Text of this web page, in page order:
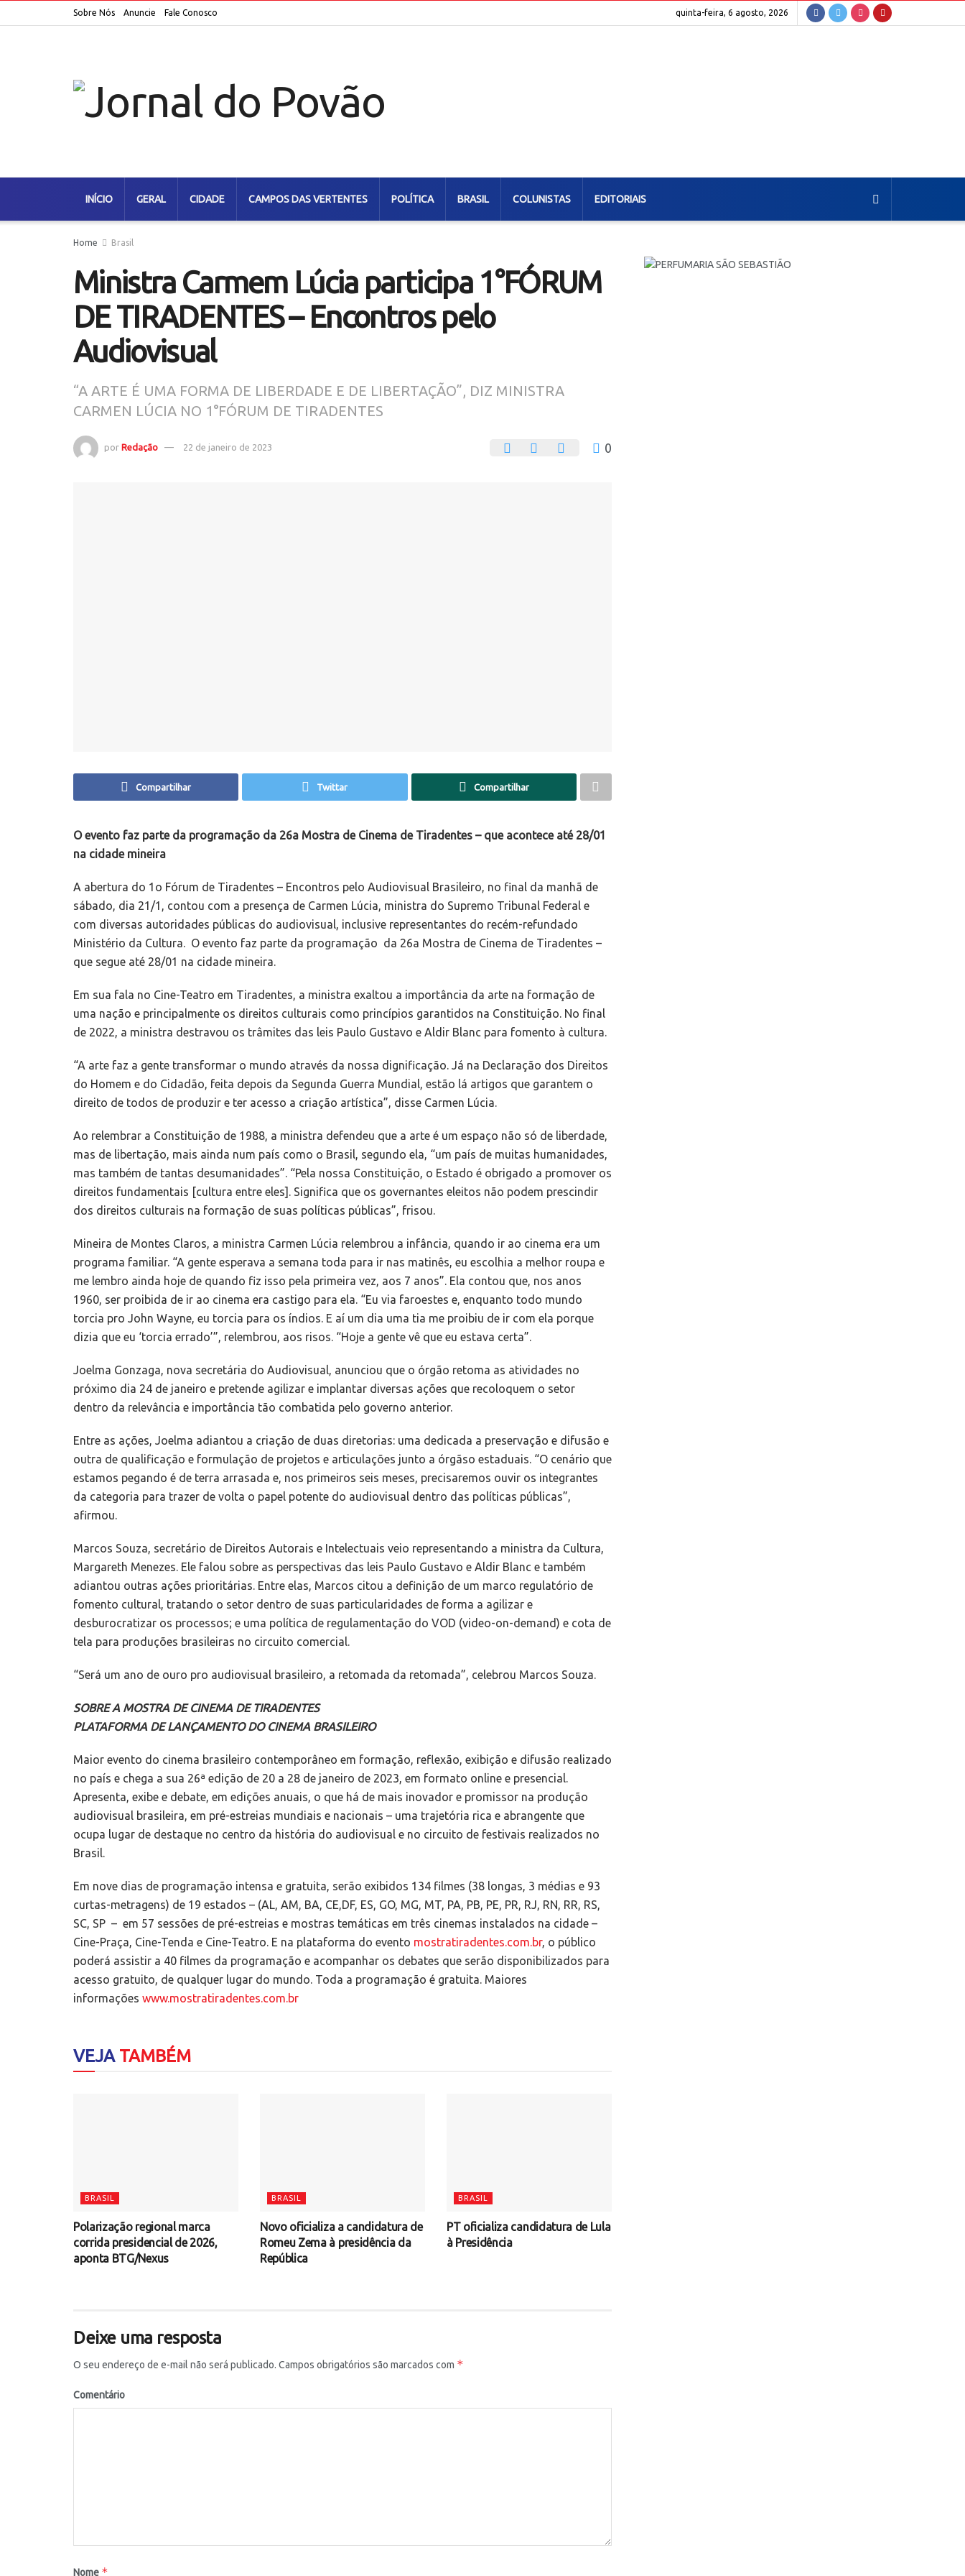
Sobre Nós Anuncie Fale Conosco quinta-feira, 6 agosto, 2026
INÍCIO GERAL CIDADE CAMPOS DAS VERTENTES POLÍTICA BRASIL COLUNISTAS EDITORIAIS
Home Brasil
Ministra Carmem Lúcia participa 1°FÓRUM
DE TIRADENTES – Encontros pelo
Audiovisual
“A ARTE É UMA FORMA DE LIBERDADE E DE LIBERTAÇÃO”, DIZ MINISTRA
CARMEN LÚCIA NO 1°FÓRUM DE TIRADENTES
por Redação 22 de janeiro de 2023 0
Compartilhar Twittar Compartilhar
O evento faz parte da programação da 26a Mostra de Cinema de Tiradentes – que acontece até 28/01
na cidade mineira
A abertura do 1o Fórum de Tiradentes – Encontros pelo Audiovisual Brasileiro, no final da manhã de
sábado, dia 21/1, contou com a presença de Carmen Lúcia, ministra do Supremo Tribunal Federal e
com diversas autoridades públicas do audiovisual, inclusive representantes do recém-refundado
Ministério da Cultura. O evento faz parte da programação da 26a Mostra de Cinema de Tiradentes –
que segue até 28/01 na cidade mineira.
Em sua fala no Cine-Teatro em Tiradentes, a ministra exaltou a importância da arte na formação de
uma nação e principalmente os direitos culturais como princípios garantidos na Constituição. No final
de 2022, a ministra destravou os trâmites das leis Paulo Gustavo e Aldir Blanc para fomento à cultura.
“A arte faz a gente transformar o mundo através da nossa dignificação. Já na Declaração dos Direitos
do Homem e do Cidadão, feita depois da Segunda Guerra Mundial, estão lá artigos que garantem o
direito de todos de produzir e ter acesso a criação artística”, disse Carmen Lúcia.
Ao relembrar a Constituição de 1988, a ministra defendeu que a arte é um espaço não só de liberdade,
mas de libertação, mais ainda num país como o Brasil, segundo ela, “um país de muitas humanidades,
mas também de tantas desumanidades”. “Pela nossa Constituição, o Estado é obrigado a promover os
direitos fundamentais [cultura entre eles]. Significa que os governantes eleitos não podem prescindir
dos direitos culturais na formação de suas políticas públicas”, frisou.
Mineira de Montes Claros, a ministra Carmen Lúcia relembrou a infância, quando ir ao cinema era um
programa familiar. “A gente esperava a semana toda para ir nas matinês, eu escolhia a melhor roupa e
me lembro ainda hoje de quando fiz isso pela primeira vez, aos 7 anos”. Ela contou que, nos anos
1960, ser proibida de ir ao cinema era castigo para ela. “Eu via faroestes e, enquanto todo mundo
torcia pro John Wayne, eu torcia para os índios. E aí um dia uma tia me proibiu de ir com ela porque
dizia que eu ‘torcia errado’”, relembrou, aos risos. “Hoje a gente vê que eu estava certa”.
Joelma Gonzaga, nova secretária do Audiovisual, anunciou que o órgão retoma as atividades no
próximo dia 24 de janeiro e pretende agilizar e implantar diversas ações que recoloquem o setor
dentro da relevância e importância tão combatida pelo governo anterior.
Entre as ações, Joelma adiantou a criação de duas diretorias: uma dedicada a preservação e difusão e
outra de qualificação e formulação de projetos e articulações junto a órgãso estaduais. “O cenário que
estamos pegando é de terra arrasada e, nos primeiros seis meses, precisaremos ouvir os integrantes
da categoria para trazer de volta o papel potente do audiovisual dentro das políticas públicas”,
afirmou.
Marcos Souza, secretário de Direitos Autorais e Intelectuais veio representando a ministra da Cultura,
Margareth Menezes. Ele falou sobre as perspectivas das leis Paulo Gustavo e Aldir Blanc e também
adiantou outras ações prioritárias. Entre elas, Marcos citou a definição de um marco regulatório de
fomento cultural, tratando o setor dentro de suas particularidades de forma a agilizar e
desburocratizar os processos; e uma política de regulamentação do VOD (video-on-demand) e cota de
tela para produções brasileiras no circuito comercial.
“Será um ano de ouro pro audiovisual brasileiro, a retomada da retomada”, celebrou Marcos Souza.
SOBRE A MOSTRA DE CINEMA DE TIRADENTES
PLATAFORMA DE LANÇAMENTO DO CINEMA BRASILEIRO
Maior evento do cinema brasileiro contemporâneo em formação, reflexão, exibição e difusão realizado
no país e chega a sua 26ª edição de 20 a 28 de janeiro de 2023, em formato online e presencial.
Apresenta, exibe e debate, em edições anuais, o que há de mais inovador e promissor na produção
audiovisual brasileira, em pré-estreias mundiais e nacionais – uma trajetória rica e abrangente que
ocupa lugar de destaque no centro da história do audiovisual e no circuito de festivais realizados no
Brasil.
Em nove dias de programação intensa e gratuita, serão exibidos 134 filmes (38 longas, 3 médias e 93
curtas-metragens) de 19 estados – (AL, AM, BA, CE,DF, ES, GO, MG, MT, PA, PB, PE, PR, RJ, RN, RR, RS,
SC, SP – em 57 sessões de pré-estreias e mostras temáticas em três cinemas instalados na cidade –
Cine-Praça, Cine-Tenda e Cine-Teatro. E na plataforma do evento mostratiradentes.com.br, o público
poderá assistir a 40 filmes da programação e acompanhar os debates que serão disponibilizados para
acesso gratuito, de qualquer lugar do mundo. Toda a programação é gratuita. Maiores
informações www.mostratiradentes.com.br
VEJATAMBÉM
BRASIL
Polarização regional marca
corrida presidencial de 2026,
aponta BTG/Nexus
BRASIL
Novo oficializa a candidatura de
Romeu Zema à presidência da
República
BRASIL
PT oficializa candidatura de Lula
à Presidência
Deixe uma resposta
O seu endereço de e-mail não será publicado. Campos obrigatórios são marcados com *
Comentário
Nome *